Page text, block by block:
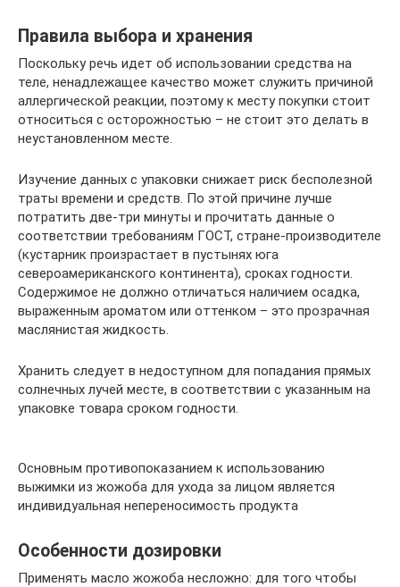
Правила выбора и хранения
Поскольку речь идет об использовании средства на
теле, ненадлежащее качество может служить причиной
аллергической реакции, поэтому к месту покупки стоит
относиться с осторожностью – не стоит это делать в
неустановленном месте.
Изучение данных с упаковки снижает риск бесполезной
траты времени и средств. По этой причине лучше
потратить две-три минуты и прочитать данные о
соответствии требованиям ГОСТ, стране-производителе
(кустарник произрастает в пустынях юга
североамериканского континента), сроках годности.
Содержимое не должно отличаться наличием осадка,
выраженным ароматом или оттенком – это прозрачная
маслянистая жидкость.
Хранить следует в недоступном для попадания прямых
солнечных лучей месте, в соответствии с указанным на
упаковке товара сроком годности.
Основным противопоказанием к использованию
выжимки из жожоба для ухода за лицом является
индивидуальная непереносимость продукта
Особенности дозировки
Применять масло жожоба несложно: для того чтобы